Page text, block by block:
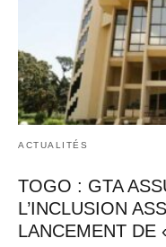
ACTUALITÉS
TOGO : GTA
L’INCLUSION
LANCEMENT DE